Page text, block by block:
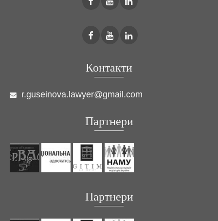
Контакти
r.guseinova.lawyer@gmail.com
Партнери
Партнери